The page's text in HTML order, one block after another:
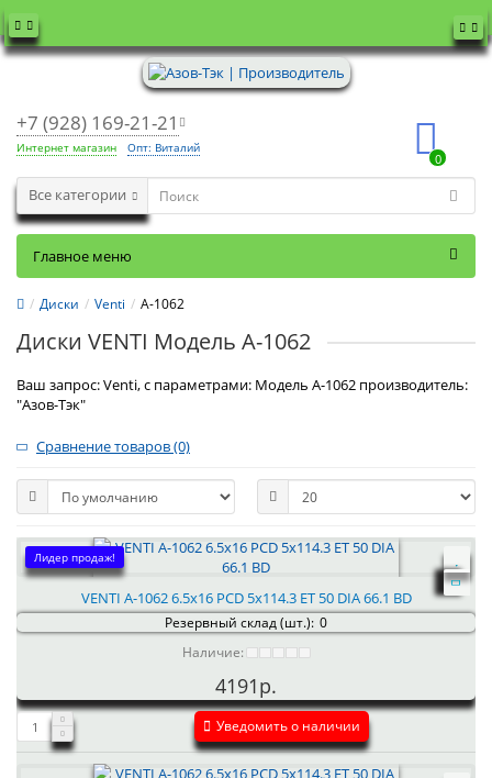
+7 (928) 169-21-21
Интернет магазин Опт: Виталий
0
Все категории
Главное меню
Диски Venti А-1062
Диски VENTI Модель А-1062
Ваш запрос: Venti, с параметрами: Модель А-1062 производитель:
"Азов-Тэк"
Сравнение товаров (0)
Лидер продаж!
VENTI А-1062 6.5x16 PCD 5x114.3 ET 50 DIA 66.1 BD
Резервный склад (шт.): 0
Наличие:
4191р.
Уведомить о наличии